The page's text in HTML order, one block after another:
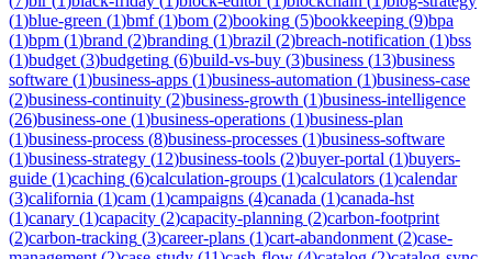
(1)blue-green (1)bmf(1)bom (2)booking (5)bookkeeping (9)bpa
(1)bpm (1)brand (2)branding (1)brazil (2)breach-notification (1)bss
(1)budget (3)budgeting (6)build-vs-buy (3)business (13)business
software (1)business-apps (1)business-automation (1)business-case
(2)business-continuity (2)business-growth (1)business-intelligence
(26)business-one (1)business-operations (1)business-plan
(1)business-process (8)business-processes (1)business-software
(1)business-strategy (12)business-tools (2)buyer-portal (1)buyers-
guide (1)caching (6)calculation-groups (1)calculators (1)calendar
(3)california (1)cam (1)campaigns (4)canada (1)canada-hst
(1)canary (1)capacity (2)capacity-planning (2)carbon-footprint
(2)carbon-tracking (3)career-plans (1)cart-abandonment (2)case-